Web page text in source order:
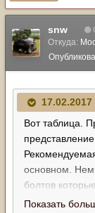
snw
Откуда:
Вот таблица.
основном.
болтов
http://
Показать